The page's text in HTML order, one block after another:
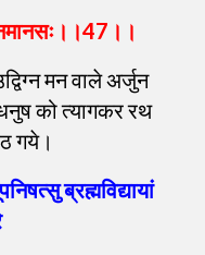
।।47 ।।
मन वाले अर्जुन
को त्यागकर रथ
गये।
ब्रह्मविद्यायां